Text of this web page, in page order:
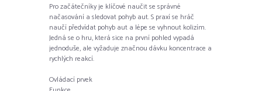
Pro začátečníky je klíčové naučit se správné
načasování a sledovat pohyb aut. S praxí se hráč
naučí předvídat pohyb aut a lépe se vyhnout kolizím.
Jedná se o hru, která sice na první pohled vypadá
jednoduše, ale vyžaduje značnou dávku koncentrace a
rychlých reakcí.
Ovládací prvek